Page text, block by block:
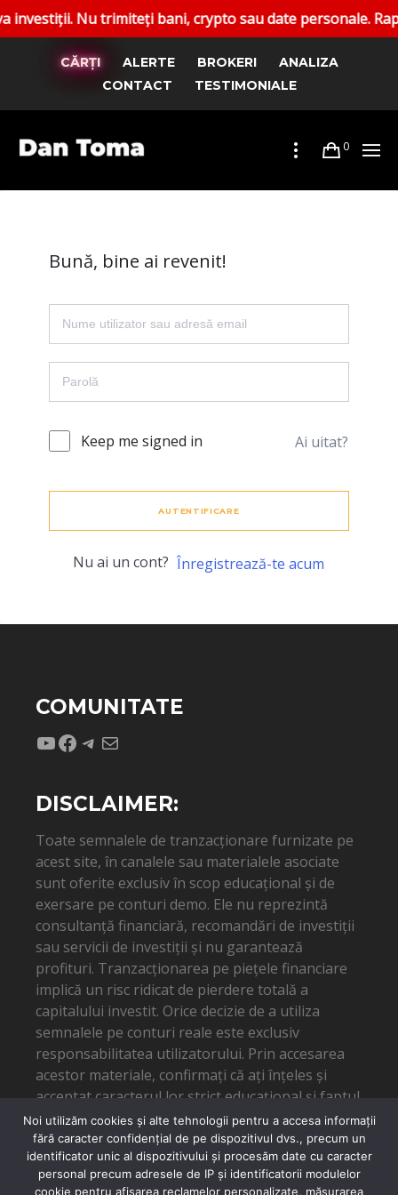
Nu trimiteți bani, crypto sau date personale.
CĂRȚI ALERTE BROKERI
ANALIZA
CONTACT
TESTIMONIALE
0
Bună, bine ai revenit!
Keep me signed in Ai uitat?
AUTENTIFICARE
Nu ai un cont? Înregistrează-te acum
COMUNITATE
YouTube
Facebook
Telegram
Mail
DISCLAIMER:
Toate semnalele de tranzacționare furnizate pe
acest site, în canalele sau materialele asociate
sunt oferite exclusiv în scop educațional și de
exersare pe conturi demo. Ele nu reprezintă
consultanță financiară, recomandări de investiții
sau servicii de investiții și nu garantează
profituri. Tranzacționarea pe piețele financiare
implică un risc ridicat de pierdere totală a
capitalului investit. Orice decizie de a utiliza
semnalele pe conturi reale este exclusiv
responsabilitatea utilizatorului. Prin accesarea
acestor materiale, confirmați că ați înțeles și
acceptat caracterul lor strict educațional și faptul
că autorul nu poate fi tras la răspundere pentru
eventuale pierderi financiare.
Noi utilizăm cookies și alte tehnologii pentru a accesa informații
fără caracter confidențial de pe dispozitivul dvs., precum un
identificator unic al dispozitivului și procesăm date cu caracter
personal precum adresele de IP și identificatorii modulelor
cookie pentru afișarea reclamelor personalizate, măsurarea